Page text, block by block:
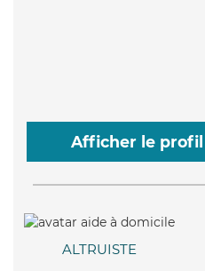
Afficher le profil
ALTRUISTE